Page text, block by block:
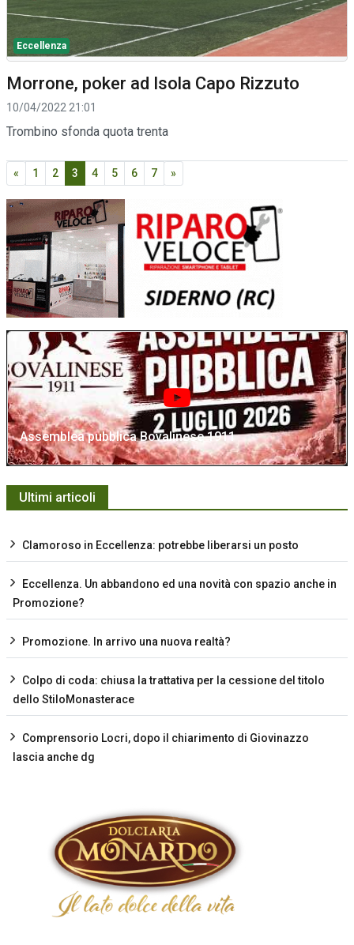
Eccellenza
Morrone, poker ad Isola Capo Rizzuto
10/04/2022 21:01
Trombino sfonda quota trenta
« 1 2 3 4 5 6 7 »
Assemblea pubblica Bovalinese 1911
Ultimi articoli
Clamoroso in Eccellenza: potrebbe liberarsi un posto
Eccellenza. Un abbandono ed una novità con spazio anche in
Promozione?
Promozione. In arrivo una nuova realtà?
Colpo di coda: chiusa la trattativa per la cessione del titolo
dello StiloMonasterace
Comprensorio Locri, dopo il chiarimento di Giovinazzo
lascia anche dg